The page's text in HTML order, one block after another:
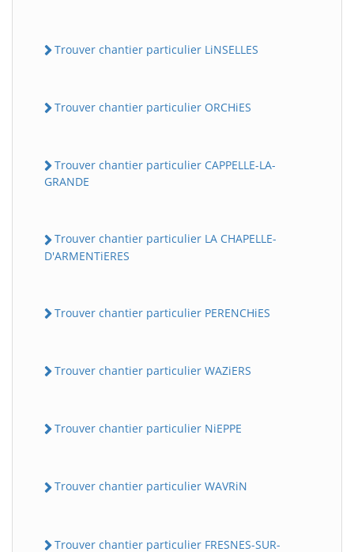
Trouver chantier particulier LiNSELLES
Trouver chantier particulier ORCHiES
Trouver chantier particulier CAPPELLE-LA-
GRANDE
Trouver chantier particulier LA CHAPELLE-
D'ARMENTiERES
Trouver chantier particulier PERENCHiES
Trouver chantier particulier WAZiERS
Trouver chantier particulier NiEPPE
Trouver chantier particulier WAVRiN
Trouver chantier particulier FRESNES-SUR-